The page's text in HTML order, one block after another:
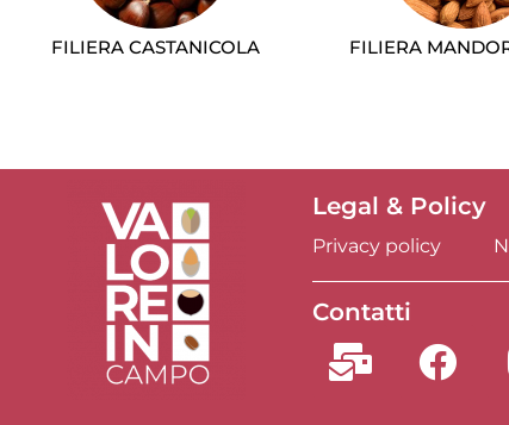
FILIERA CASTANICOLA FILIERA
Legal & Policy
Privacy policy
Contatti